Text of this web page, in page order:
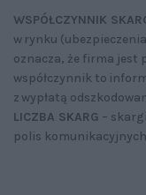
WSPÓŁCZYNNIK
w rynku
oznacza, że firma jest
współczynnik to
z wypłatą
LICZBA SKARG –
polis